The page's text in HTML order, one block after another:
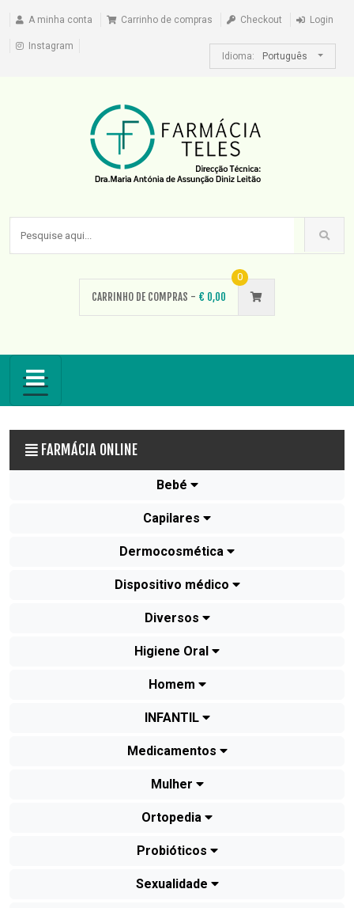
A minha conta Carrinho de compras Checkout Login
Instagram
Idioma:
Português
CARRINHO DE COMPRAS - € 0,00
0
FARMÁCIA ONLINE
Bebé
Capilares
Dermocosmética
Dispositivo médico
Diversos
Higiene Oral
Homem
INFANTIL
Medicamentos
Mulher
Ortopedia
Probióticos
Sexualidade